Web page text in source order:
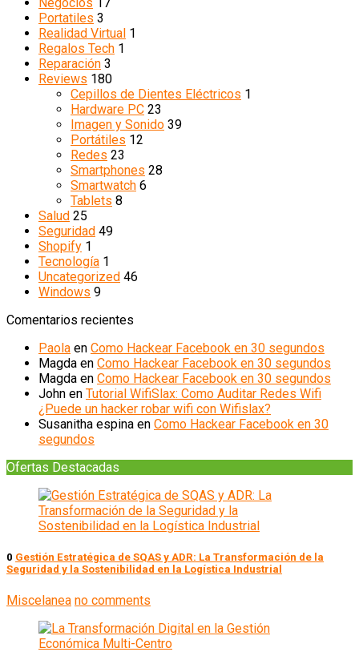
Portatiles 3
Realidad Virtual 1
Regalos Tech 1
Reparación 3
Reviews 180
Cepillos de Dientes Eléctricos 1
Hardware PC 23
Imagen y Sonido 39
Portátiles 12
Redes 23
Smartphones 28
Smartwatch 6
Tablets 8
Salud 25
Seguridad 49
Shopify 1
Tecnología 1
Uncategorized 46
Windows 9
Comentarios recientes
Paola en Como Hackear Facebook en 30 segundos
Magda en Como Hackear Facebook en 30 segundos
Magda en Como Hackear Facebook en 30 segundos
John en Tutorial WifiSlax: Como Auditar Redes Wifi
¿Puede un hacker robar wifi con Wifislax?
Susanitha espina en Como Hackear Facebook en 30
segundos
Ofertas Destacadas
0 Gestión Estratégica de SQAS y ADR: La Transformación de la
Seguridad y la Sostenibilidad en la Logística Industrial
Miscelanea no comments